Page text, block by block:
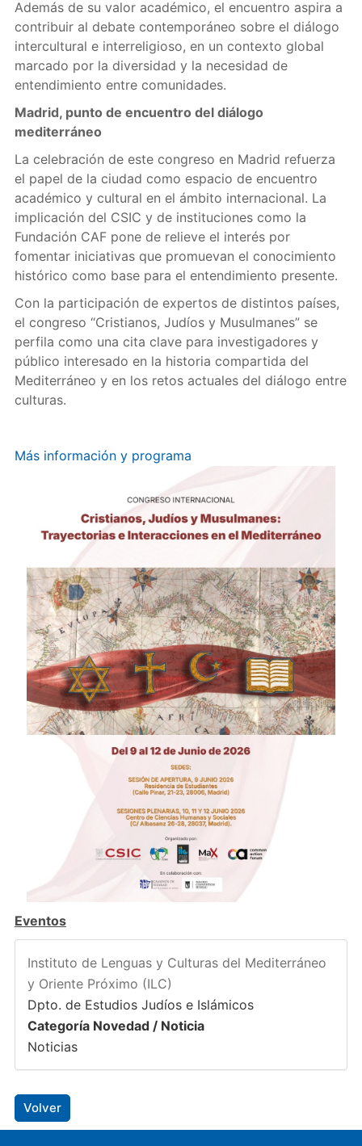
Además de su valor académico, el encuentro aspira a
contribuir al debate contemporáneo sobre el diálogo
intercultural e interreligioso, en un contexto global
marcado por la diversidad y la necesidad de
entendimiento entre comunidades.
Madrid, punto de encuentro del diálogo
mediterráneo
La celebración de este congreso en Madrid refuerza
el papel de la ciudad como espacio de encuentro
académico y cultural en el ámbito internacional. La
implicación del CSIC y de instituciones como la
Fundación CAF pone de relieve el interés por
fomentar iniciativas que promuevan el conocimiento
histórico como base para el entendimiento presente.
Con la participación de expertos de distintos países,
el congreso “Cristianos, Judíos y Musulmanes” se
perfila como una cita clave para investigadores y
público interesado en la historia compartida del
Mediterráneo y en los retos actuales del diálogo entre
culturas.
Más información y programa
Eventos
Instituto de Lenguas y Culturas del Mediterráneo
y Oriente Próximo (ILC)
Dpto. de Estudios Judíos e Islámicos
Categoría Novedad / Noticia
Noticias
Volver